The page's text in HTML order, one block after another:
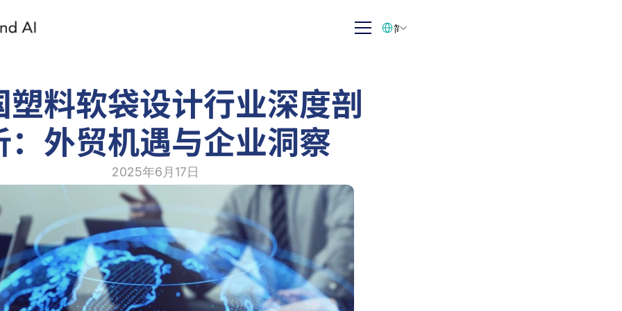
塑料软袋设计行业深度剖
：外贸机遇与企业洞察
2025年6月17日
简体中文